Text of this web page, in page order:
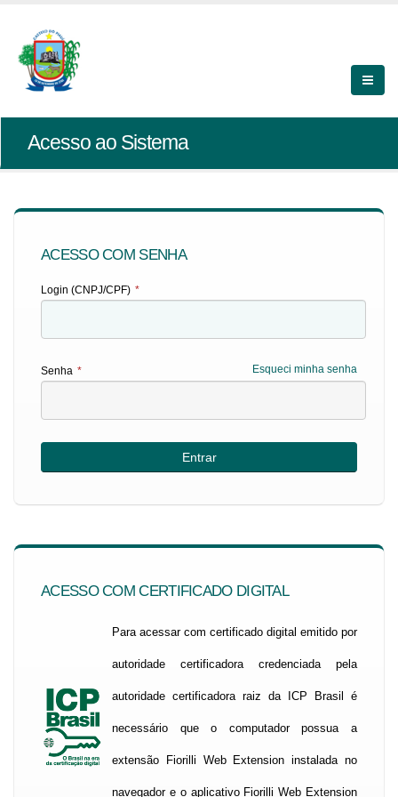
Acesso ao Sistema
ACESSO COM SENHA
Login (CNPJ/CPF) *
Esqueci minha senha
Senha *
ACESSO COM CERTIFICADO DIGITAL
Para acessar com certificado digital emitido por
autoridade certificadora credenciada pela
autoridade certificadora raiz da ICP Brasil é
necessário que o computador possua a
extensão Fiorilli Web Extension instalada no
navegador e o aplicativo Fiorilli Web Extension